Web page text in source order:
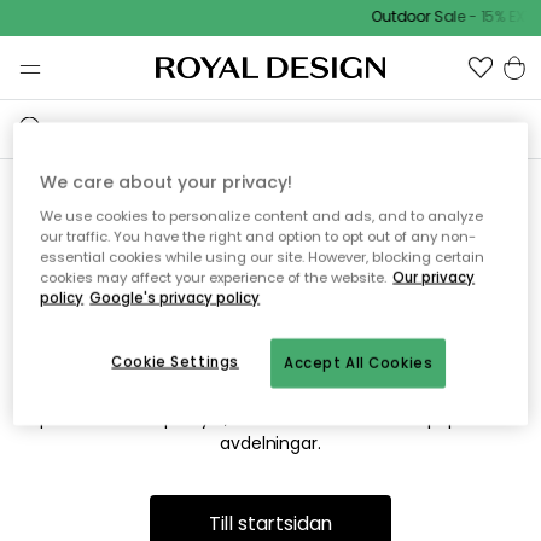
Outdoor Sale - 15%
Vi hittar tyvärr inte sidan du
söker
Detta kan bero på att sidan inte längre finns eller att den har
flyttats. Vi ber om ursäkt för besväret. I menyn ovan kan du
prova att söka på nytt, eller besöka en av våra populära
avdelningar.
Till startsidan
We care about your privacy!
We use cookies to personalize content and ads, and to analyze
our traffic. You have the right and option to opt out of any non-
essential cookies while using our site. However, blocking certain
cookies may affect your experience of the website. Our privacy
policy Google's privacy policy
Accept All Cookies
Cookie Settings